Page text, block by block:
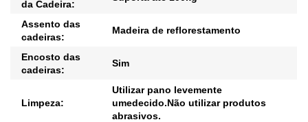
da Cadeira:
Assento das
cadeiras:
Madeira de reflorestamento
Encosto das
cadeiras:
Sim
Limpeza:
Utilizar pano levemente
umedecido.Não utilizar produtos
abrasivos.